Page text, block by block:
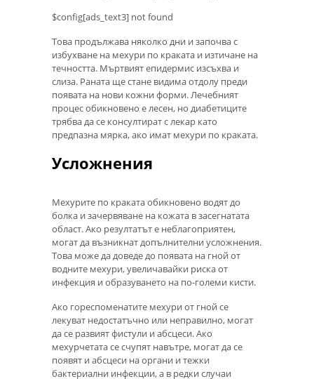
$config[ads_text3] not found
Това продължава няколко дни и започва с
избухване на мехури по краката и изтичане на
течността. Мъртвият епидермис изсъхва и
слиза. Раната ще стане видима отдолу преди
появата на нови кожни форми. Лечебният
процес обикновено е лесен, но диабетиците
трябва да се консултират с лекар като
предпазна мярка, ако имат мехури по краката.
Усложнения
Мехурите по краката обикновено водят до
болка и зачервяване на кожата в засегнатата
област. Ако резултатът е неблагоприятен,
могат да възникнат допълнителни усложнения.
Това може да доведе до появата на гной от
водните мехури, увеличавайки риска от
инфекция и образуването на по-големи кисти.
Ако гореспоменатите мехури от гной се
лекуват недостатъчно или неправилно, могат
да се развият фистули и абсцеси. Ако
мехурчетата се счупят навътре, могат да се
появят и абсцеси на органи и тежки
бактериални инфекции, а в редки случаи